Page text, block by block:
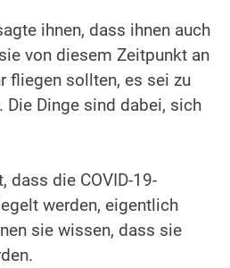
ihnen, dass ihnen auch
von diesem Zeitpunkt an
fliegen sollten, es sei zu
Die Dinge sind dabei, sich
dass die COVID-19-
werden, eigentlich
sie wissen, dass sie